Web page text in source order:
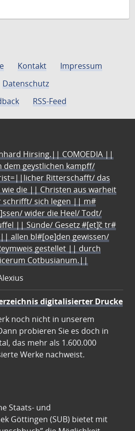
Kontakt
Impressum
Datenschutz
RSS-Feed
Hirsing.|| COMOEDIA ||
dem geystlichen kampff/
Ritterschafft/ das
wie die || Christen aus warheit
schrifft/ sich legen || m#
wider die Heel/ Todt/
|| Sünde/ Gesetz #[et]c̃ tr#
allen bl#[oe]den gewissen/
gestellet || durch
Cotbusianum.||
digitalisierter Drucke
noch nicht in unserem
probieren Sie es doch in
das mehr als 1.600.000
Werke nachweist.
Staats- und
Göttingen (SUB) bietet mit